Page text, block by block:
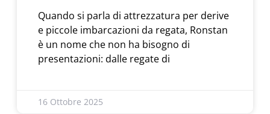
Quando si parla di attrezzatura per derive
e piccole imbarcazioni da regata, Ronstan
è un nome che non ha bisogno di
presentazioni: dalle regate di
16 Ottobre 2025